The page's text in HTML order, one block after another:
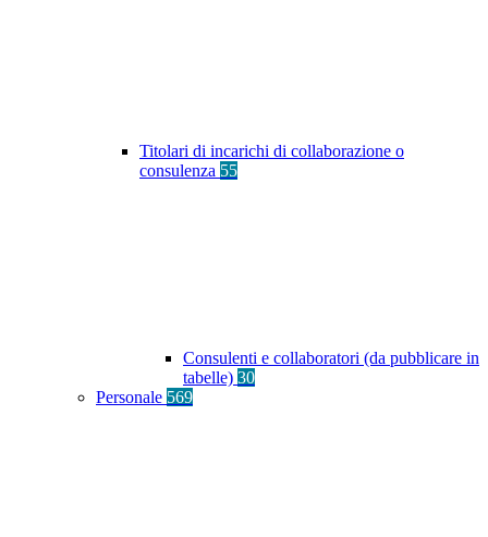
Titolari di incarichi di collaborazione o
consulenza 55
Consulenti e collaboratori (da pubblicare in
tabelle) 30
Personale 569